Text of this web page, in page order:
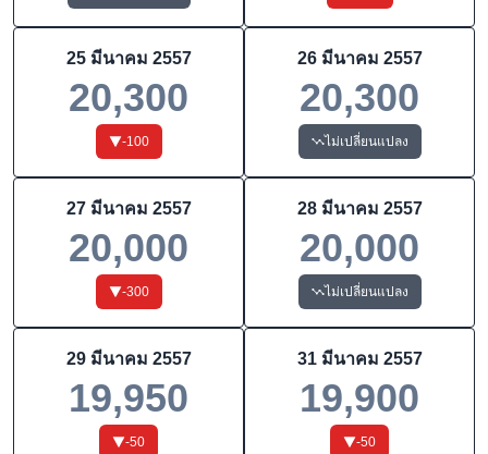
25 มีนาคม 2557
20,300
-100
26 มีนาคม 2557
20,300
ไม่เปลี่ยนแปลง
27 มีนาคม 2557
20,000
-300
28 มีนาคม 2557
20,000
ไม่เปลี่ยนแปลง
29 มีนาคม 2557
19,950
-50
31 มีนาคม 2557
19,900
-50